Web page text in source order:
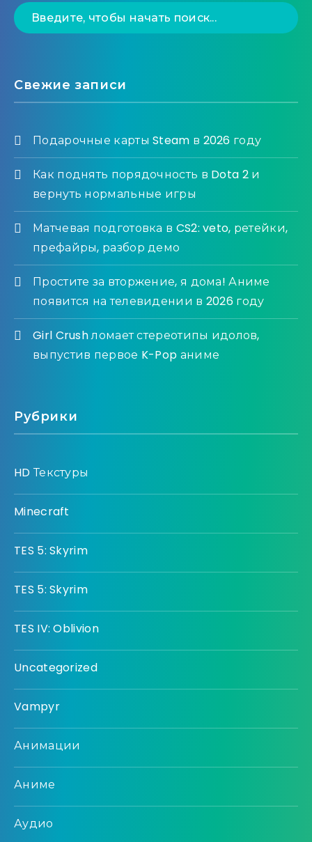
Свежие записи
Подарочные карты Steam в 2026 году
Как поднять порядочность в Dota 2 и
вернуть нормальные игры
Матчевая подготовка в CS2: veto, ретейки,
префайры, разбор демо
Простите за вторжение, я дома! Аниме
появится на телевидении в 2026 году
Girl Crush ломает стереотипы идолов,
выпустив первое K-Pop аниме
Рубрики
HD Текстуры
Minecraft
TES 5: Skyrim
TES 5: Skyrim
TES IV: Oblivion
Uncategorized
Vampyr
Анимации
Аниме
Аудио